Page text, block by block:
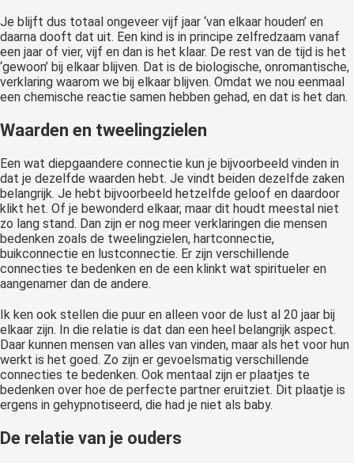
Je blijft dus totaal ongeveer vijf jaar ‘van elkaar houden’ en
daarna dooft dat uit. Een kind is in principe zelfredzaam vanaf
een jaar of vier, vijf en dan is het klaar. De rest van de tijd is het
‘gewoon’ bij elkaar blijven. Dat is de biologische, onromantische,
verklaring waarom we bij elkaar blijven. Omdat we nou eenmaal
een chemische reactie samen hebben gehad, en dat is het dan.
Waarden en tweelingzielen
Een wat diepgaandere connectie kun je bijvoorbeeld vinden in
dat je dezelfde waarden hebt. Je vindt beiden dezelfde zaken
belangrijk. Je hebt bijvoorbeeld hetzelfde geloof en daardoor
klikt het. Of je bewonderd elkaar, maar dit houdt meestal niet
zo lang stand. Dan zijn er nog meer verklaringen die mensen
bedenken zoals de tweelingzielen, hartconnectie,
buikconnectie en lustconnectie. Er zijn verschillende
connecties te bedenken en de een klinkt wat spiritueler en
aangenamer dan de andere.
Ik ken ook stellen die puur en alleen voor de lust al 20 jaar bij
elkaar zijn. In die relatie is dat dan een heel belangrijk aspect.
Daar kunnen mensen van alles van vinden, maar als het voor hun
werkt is het goed. Zo zijn er gevoelsmatig verschillende
connecties te bedenken. Ook mentaal zijn er plaatjes te
bedenken over hoe de perfecte partner eruitziet. Dit plaatje is
ergens in gehypnotiseerd, die had je niet als baby.
De relatie van je ouders